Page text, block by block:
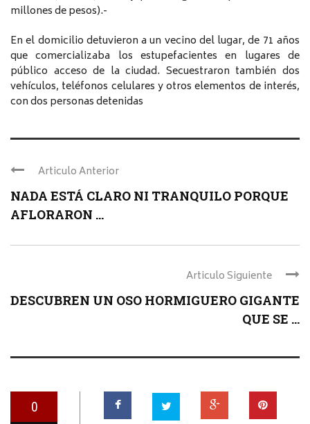
millones de pesos).-
En el domicilio detuvieron a un vecino del lugar, de 71 años
que comercializaba los estupefacientes en lugares de
público acceso de la ciudad. Secuestraron también dos
vehículos, teléfonos celulares y otros elementos de interés,
con dos personas detenidas
Articulo Anterior
NADA ESTÁ CLARO NI TRANQUILO PORQUE
AFLORARON ...
Articulo Siguiente
DESCUBREN UN OSO HORMIGUERO GIGANTE
QUE SE ...
0